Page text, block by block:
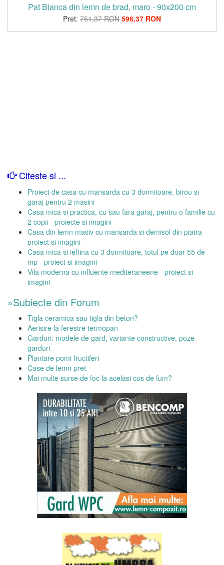
Pat Bianca din lemn de brad, maro - 90x200 cm
Pret: 751,37 RON 596,37 RON
Citeste si ...
Proiect de casa cu mansarda cu 3 dormitoare, birou si
garaj pentru 2 masini
Casa mica si practica, cu sau fara garaj, pentru o familie cu
2 copii - proiecte si imagini
Casa din lemn masiv cu mansarda si demisol din piatra -
proiect si imagini
Casa mica si ieftina cu 3 dormitoare, totul pe doar 55 de
mp - proiect si imagini
Vila moderna cu influente mediteraneene - proiect si
imagini
»Subiecte din Forum
Tigla ceramica sau tigla din beton?
Aerisire la ferestre termopan
Garduri: modele de gard, variante constructive, poze
garduri
Plantare pomi fructiferi
Case de lemn pret
Mai multe surse de foc la acelasi cos de fum?